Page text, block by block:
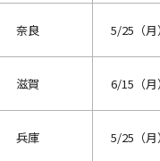
奈良 5/25（月
滋賀 6/15（月
兵庫 5/25（月